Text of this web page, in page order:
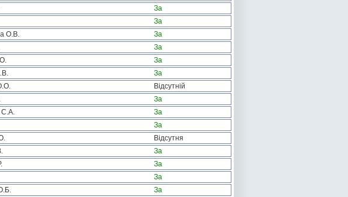
За
За
О.В.
За
За
За
За
Відсутній
За
С.А.
За
За
Відсутня
За
За
За
За